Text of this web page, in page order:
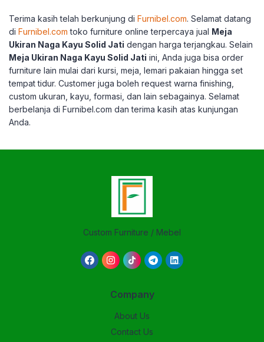
Terima kasih telah berkunjung di Furnibel.com. Selamat datang
di Furnibel.com toko furniture online terpercaya jual Meja
Ukiran Naga Kayu Solid Jati dengan harga terjangkau. Selain
Meja Ukiran Naga Kayu Solid Jati ini, Anda juga bisa order
furniture lain mulai dari kursi, meja, lemari pakaian hingga set
tempat tidur. Customer juga boleh request warna finishing,
custom ukuran, kayu, formasi, dan lain sebagainya. Selamat
berbelanja di Furnibel.com dan terima kasih atas kunjungan
Anda.
Custom Furniture / Mebel
Company
About Us
Contact Us